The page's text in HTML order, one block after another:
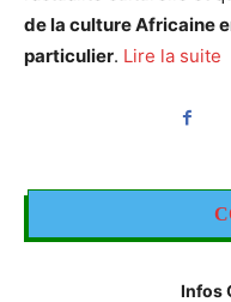
de la culture Africaine
particulier. Lire la suite
Infos